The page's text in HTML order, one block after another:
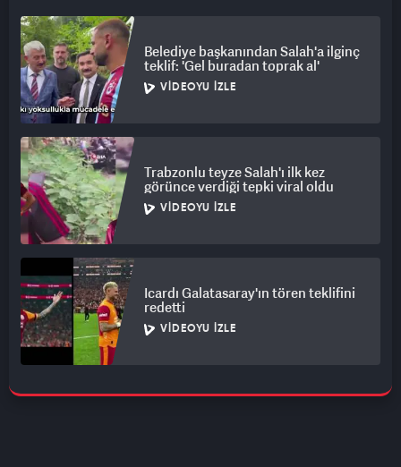
Belediye başkanından Salah'a ilginç
teklif: 'Gel buradan toprak al'
VIDEOYU İZLE
Trabzonlu teyze Salah'ı ilk kez
görünce verdiği tepki viral oldu
VIDEOYU İZLE
Icardı Galatasaray'ın tören teklifini
redetti
VIDEOYU İZLE